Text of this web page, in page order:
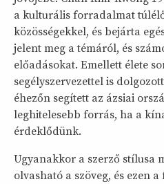
a kulturális forradalmat
közösségekkel, és bejárta
jelent meg a témáról, és
előadásokat. Emellett élete
segélyszervezettel is
éhezőn segített az ázsiai
leghitelesebb forrás, ha a
érdeklődünk.
Ugyanakkor a szerző stílusa
olvasható a szöveg, és ezen